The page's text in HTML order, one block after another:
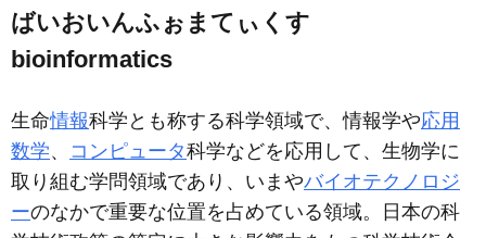
ばいおいんふぉまてぃくす
bioinformatics
生命情報科学とも称する科学領域で、情報学や応用
数学、 コンピュータ科学などを応用して、生物学に
取り組む学問領域であり、いまやバイオテクノロジ
ーのなかで重要な位置を占めている領域。日本の科